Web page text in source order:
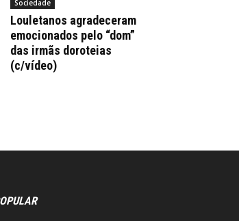
Sociedade
Louletanos agradeceram
emocionados pelo “dom”
das irmãs doroteias
(c/vídeo)